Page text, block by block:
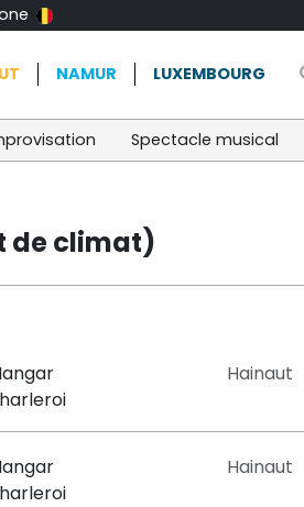
NAMUR LUXEMBOURG
Spectacle musical
de climat)
Hainaut
Hainaut